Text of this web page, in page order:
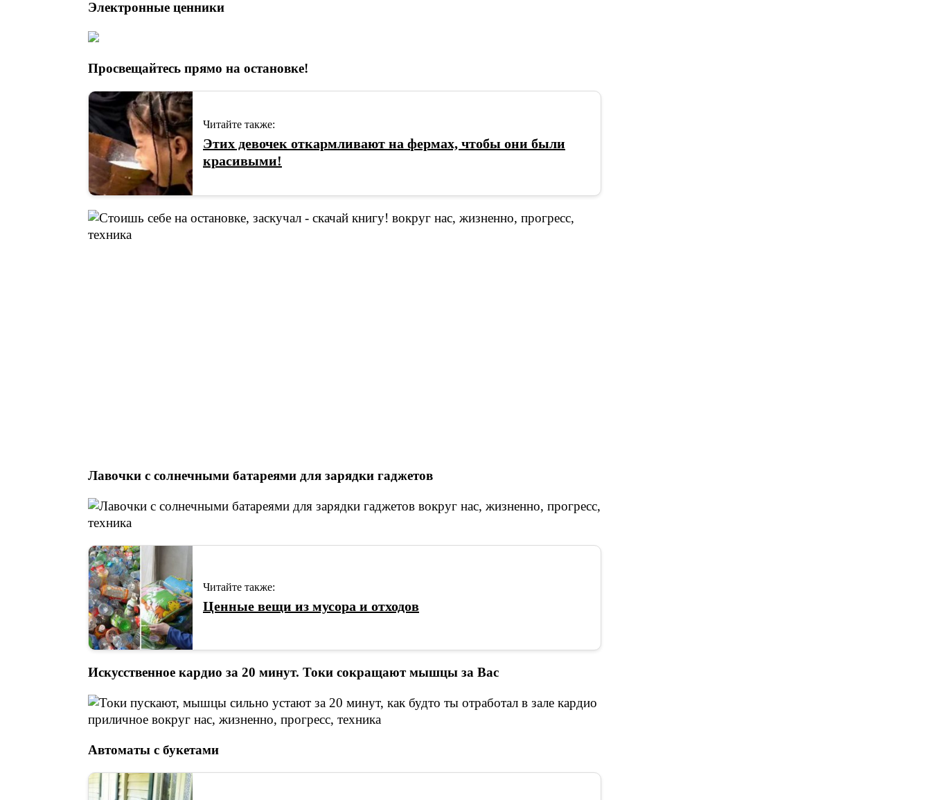
Электронные ценники
Просвещайтесь прямо на остановке!
Читайте также:
Этих девочек откармливают на фермах, чтобы они были
красивыми!
Лавочки с солнечными батареями для зарядки гаджетов
Читайте также:
Ценные вещи из мусора и отходов
Искусственное кардио за 20 минут. Токи сокращают мышцы за Вас
Автоматы с букетами